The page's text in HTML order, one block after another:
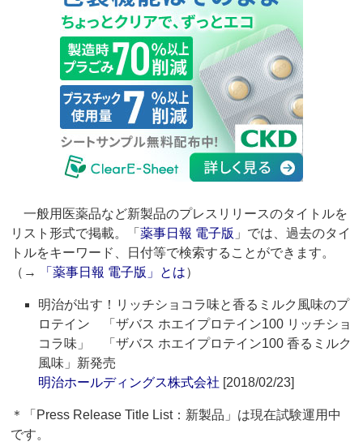
一般用医薬品など新製品のプレスリリースのタイトルを
リスト形式で掲載。「薬事日報 電子版 」では、過去のタイ
トルをキーワード、日付等で検索することができます。
（→
「薬事日報 電子版」とは）
明治が出す！リッチショコラ味と香るミルク風味のプ
ロテイン 「ザバス ホエイプロテイン100 リッチショ
コラ味」 「ザバス ホエイプロテイン100 香るミルク
風味」新発売
明治ホールディングス株式会社 [2018/02/23]
＊「Press Release Title List：新製品」は現在試験運用中
です。